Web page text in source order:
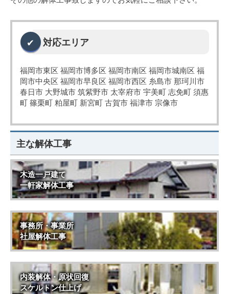
対応エリア
福岡市東区 福岡市博多区 福岡市南区 福岡市城南区 福
岡市中央区 福岡市早良区 福岡市西区 糸島市 那珂川市
春日市 大野城市 筑紫野市 太宰府市 宇美町 志免町 須惠
町 篠栗町 粕屋町 新宮町 古賀市 福津市 宗像市
主な解体工事
木造一戸建て
一軒家解体工事
事務所・事業所
社屋解体工事
内装解体・原状回復
スケルトン仕上げ